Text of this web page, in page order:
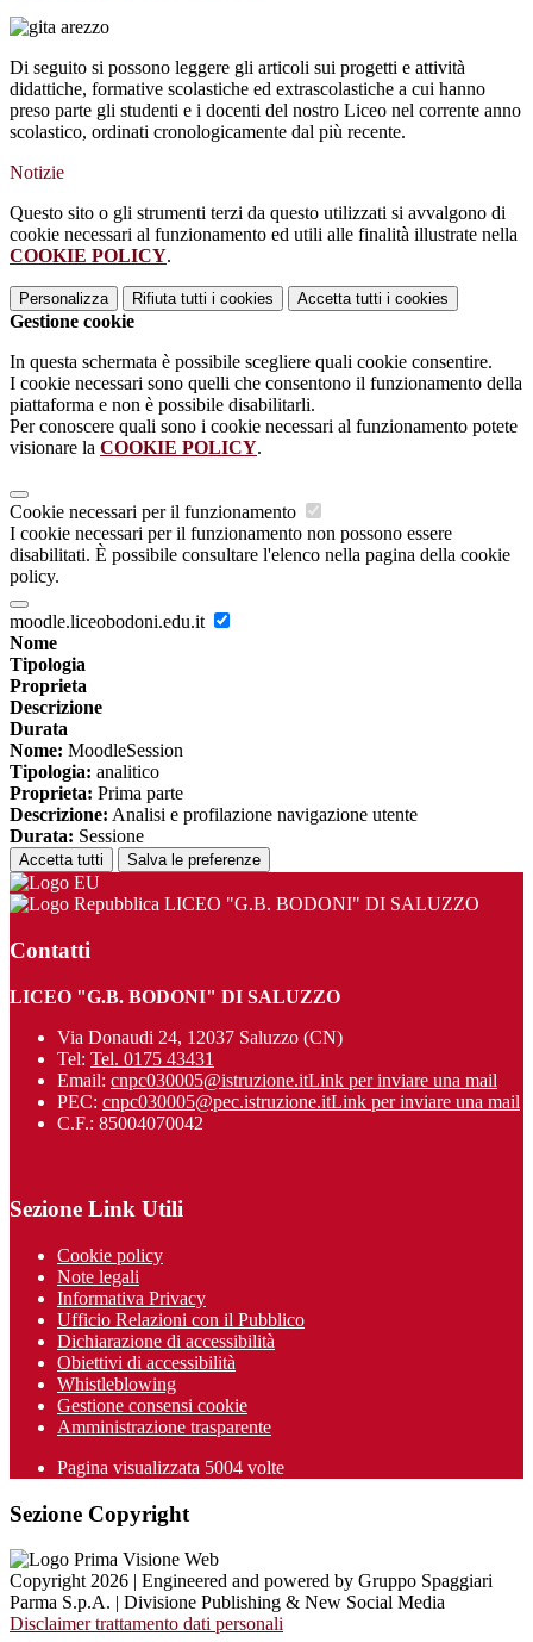
Di seguito si possono leggere gli articoli sui progetti e attività
didattiche, formative scolastiche ed extrascolastiche a cui hanno
preso parte gli studenti e i docenti del nostro Liceo nel corrente anno
scolastico, ordinati cronologicamente dal più recente.
Notizie
Questo sito o gli strumenti terzi da questo utilizzati si avvalgono di
cookie necessari al funzionamento ed utili alle finalità illustrate nella
COOKIE POLICY.
Personalizza Rifiuta tutti i cookies Accetta tutti i cookies
Gestione cookie
In questa schermata è possibile scegliere quali cookie consentire.
I cookie necessari sono quelli che consentono il funzionamento della
piattaforma e non è possibile disabilitarli.
Per conoscere quali sono i cookie necessari al funzionamento potete
visionare la COOKIE POLICY.
Cookie necessari per il funzionamento
I cookie necessari per il funzionamento non possono essere
disabilitati. È possibile consultare l'elenco nella pagina della cookie
policy.
moodle.liceobodoni.edu.it
Nome
Tipologia
Proprieta
Descrizione
Durata
Nome: MoodleSession
Tipologia: analitico
Proprieta: Prima parte
Descrizione: Analisi e profilazione navigazione utente
Durata: Sessione
Accetta tutti Salva le preferenze
LICEO "G.B. BODONI" DI SALUZZO
Contatti
LICEO "G.B. BODONI" DI SALUZZO
Via Donaudi 24, 12037 Saluzzo (CN)
Tel: Tel. 0175 43431
Email: cnpc030005@istruzione.itLink per inviare una mail
PEC: cnpc030005@pec.istruzione.itLink per inviare una mail
C.F.: 85004070042
Sezione Link Utili
Cookie policy
Note legali
Informativa Privacy
Ufficio Relazioni con il Pubblico
Dichiarazione di accessibilità
Obiettivi di accessibilità
Whistleblowing
Gestione consensi cookie
Amministrazione trasparente
Pagina visualizzata 5004 volte
Sezione Copyright
Copyright 2026 | Engineered and powered by Gruppo Spaggiari
Parma S.p.A. | Divisione Publishing & New Social Media
Disclaimer trattamento dati personali